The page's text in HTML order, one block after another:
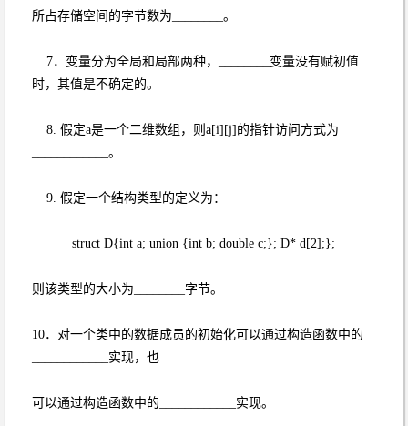
所占存储空间的字节数为________。
7．变量分为全局和局部两种，________变量没有赋初值
时，其值是不确定的。
8. 假定a是一个二维数组，则a[i][j]的指针访问方式为
____________。
9. 假定一个结构类型的定义为：
struct D{int a; union {int b; double c;}; D* d[2];};
则该类型的大小为________字节。
10．对一个类中的数据成员的初始化可以通过构造函数中的
____________实现，也
可以通过构造函数中的____________实现。